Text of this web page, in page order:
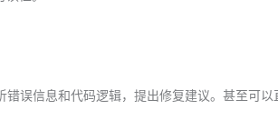
误信息和代码逻辑，提出修复建议。甚至可以